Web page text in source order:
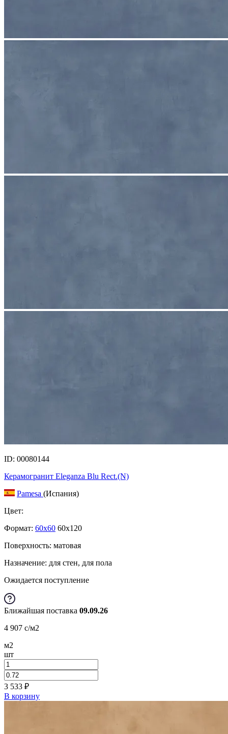
ID: 00080144
Керамогранит Eleganza Blu Rect.(N)
Pamesa (Испания)
Цвет:
Формат: 60x60 60x120
Поверхность: матовая
Назначение: для стен, для пола
Ожидается поступление
Ближайшая поставка 09.09.26
4 907 c/м2
м2
шт
3 533 ₽
В корзину